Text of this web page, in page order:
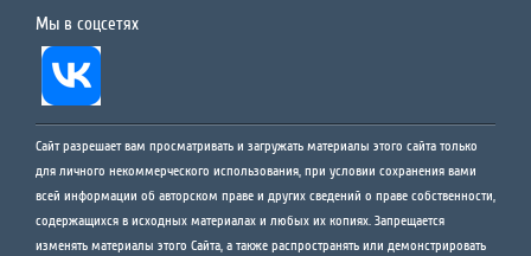
Мы в соцсетях
Сайт разрешает вам просматривать и загружать материалы этого сайта только
для личного некоммерческого использования, при условии сохранения вами
всей информации об авторском праве и других сведений о праве собственности,
содержащихся в исходных материалах и любых их копиях. Запрещается
изменять материалы этого Сайта, а также распространять или демонстрировать